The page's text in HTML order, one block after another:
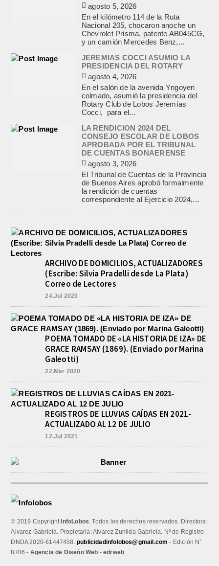
agosto 5, 2026
En el kilómetro 114 de la Ruta
Nacional 205, chocaron anoche un
Chevrolet Prisma, patente AB045CG,
y un camión Mercedes Benz,...
JEREMIAS COCCI ASUMIO LA
PRESIDENCIA DEL ROTARY
agosto 4, 2026
En el salón de la avenida Yrigoyen
colmado, asumió la presidencia del
Rotary Club de Lobos Jeremías
Cocci, para el...
LA RENDICION 2024 DEL
CONSEJO ESCOLAR DE LOBOS
APROBADA POR EL TRIBUNAL
DE CUENTAS BONAERENSE
agosto 3, 2026
El Tribunal de Cuentas de la Provincia
de Buenos Aires aprobó formalmente
la rendición de cuentas
correspondiente al Ejercicio 2024,...
ARCHIVO DE DOMICILIOS, ACTUALIZADORES
(Escribe: Silvia Pradelli desde La Plata)
Correo de Lectores
24.Jul 2020
POEMA TOMADO DE «LA HISTORIA DE IZA» DE
GRACE RAMSAY (1869). (Enviado por Marina
Galeotti)
22.Mar 2020
REGISTROS DE LLUVIAS CAÍDAS EN 2021-
ACTUALIZADO AL 12 DE JULIO
12.Jul 2021
© 2019 CopyrightInfoLobos . Todos los derechos reservados. Directora:
Alvarez Gabriela. Propietaria: Alvarez Zunilda Gabriela. Nº de Registro
DNDA 2020-61447458.publicidadinfolobos@gmail.com - Edición N°
8786 - Agencia de Diseńo Web - edrweb